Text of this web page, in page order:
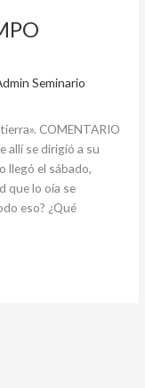
Seminario
COMENTARIO
allí se dirigió a su
llegó el sábado,
que lo oía se
eso? ¿Qué